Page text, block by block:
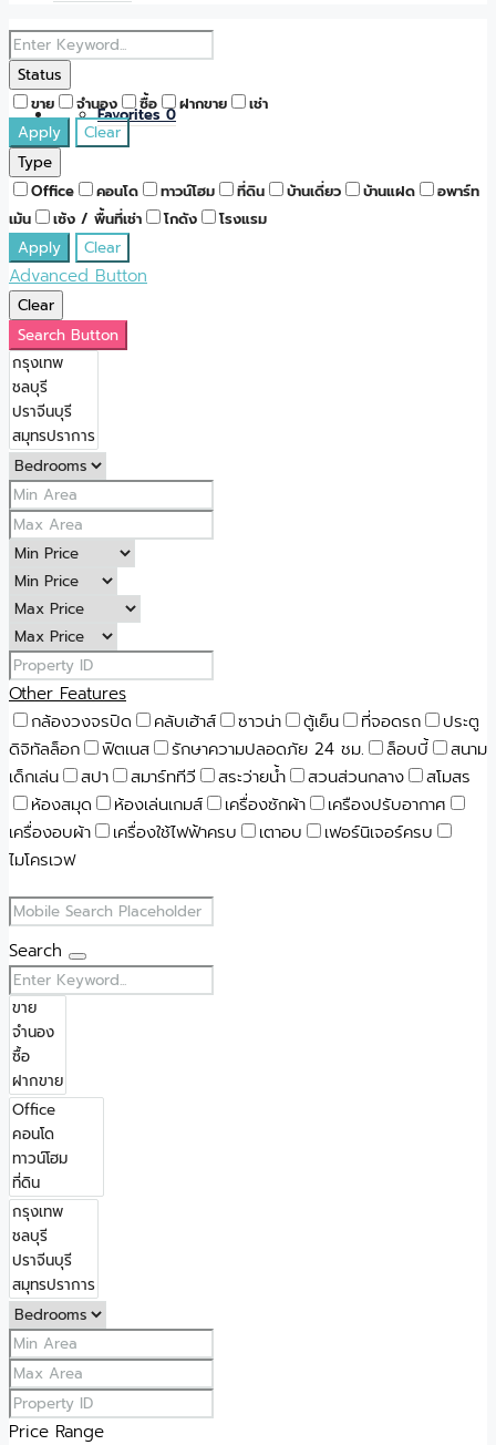
Favorites0
Status
ขาย จำนอง ซื้อ ฝากขาย เช่า
Apply
Clear
Type
Office คอนโด ทาวน์โฮม ที่ดิน บ้านเดี่ยว บ้านแฝด
อพาร์ท
เม้น
เซ้ง / พื้นที่เช่า โกดัง โรงแรม
Apply Clear
Advanced Button
Clear
Search Button
Other Features
กล้องวงจรปิด
คลับเฮ้าส์ ซาวน่า ตู้เย็น ที่จอดรถ
ประตู
ดิจิทัลล็อก
ฟิตเนส รักษาความปลอดภัย 24 ชม. ล็อบบี้
สนาม
เด็กเล่น
สปา สมาร์ททีวี สระว่ายน้ำ สวนส่วนกลาง
สโมสร
ห้องสมุด
ห้องเล่นเกมส์ เครื่องซักผ้า
เครืองปรับอากาศ
เครื่องอบผ้า
เครื่องใช้ไฟฟ้าครบ เตาอบ
เฟอร์นิเจอร์ครบ
ไมโครเวฟ
Search
Price Range